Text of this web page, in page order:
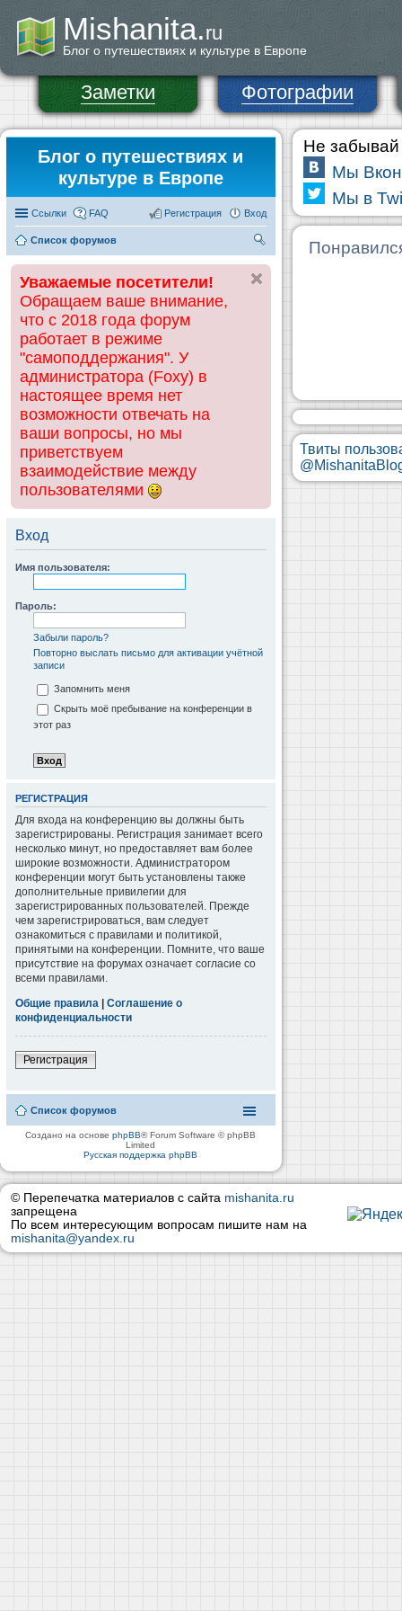
Mishanita.ru
Блог о путешествиях и культуре в Европе
Заметки Фотографии
Блог о путешествиях и
культуре в Европе
Ссылки FAQ Вход
Регистрация
Список форумов
ск
Уважаемые посетители!
Обращаем ваше внимание,
что с 2018 года форум
работает в режиме
"самоподдержания". У
администратора (Foxy) в
настоящее время нет
возможности отвечать на
ваши вопросы, но мы
приветствуем
взаимодействие между
пользователями
Вход
Имя пользователя:
Пароль:
Забыли пароль?
Повторно выслать письмо для активации учётной
записи
Запомнить меня
Скрыть моё пребывание на конференции в
этот раз
РЕГИСТРАЦИЯ
Для входа на конференцию вы должны быть
зарегистрированы. Регистрация занимает всего
несколько минут, но предоставляет вам более
широкие возможности. Администратором
конференции могут быть установлены также
дополнительные привилегии для
зарегистрированных пользователей. Прежде
чем зарегистрироваться, вам следует
ознакомиться с правилами и политикой,
принятыми на конференции. Помните, что ваше
присутствие на форумах означает согласие со
всеми правилами.
Общие правила | Соглашение о
конфиденциальности
Регистрация
Список форумов
Создано на основеphpBB® Forum Software © phpBB
Limited
Русская поддержка phpBB
Не забывай
Мы
Мы в
Твиты
© Перепечатка материалов с сайта mishanita.ru
запрещена
По всем интересующим вопросам пишите нам на
mishanita@yandex.ru